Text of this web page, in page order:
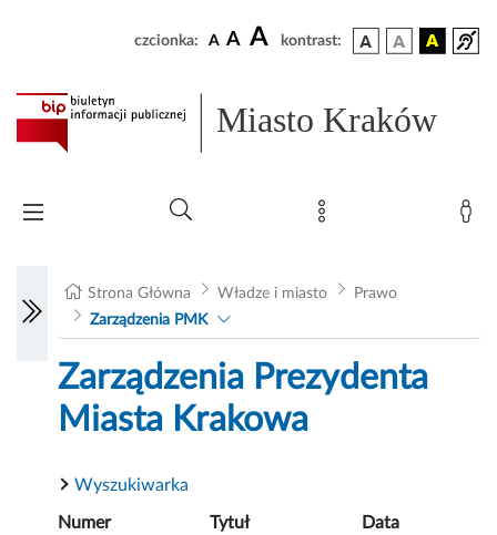
czcionka: A A A kontrast:
Miasto Kraków
Strona Główna Władze i miasto
Prawo
Zarządzenia PMK
Zarządzenia Prezydenta
Miasta Krakowa
Wyszukiwarka
Numer Tytuł
Data